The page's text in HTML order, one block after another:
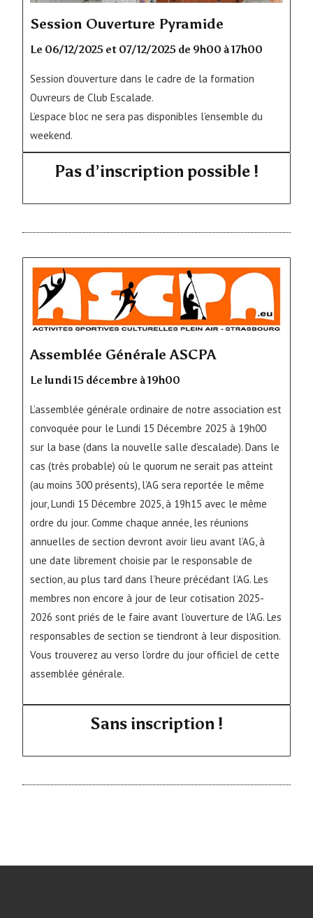
Session Ouverture Pyramide
Le 06/12/2025 et 07/12/2025 de 9h00 à 17h00
Session d’ouverture dans le cadre de la formation
Ouvreurs de Club Escalade.
L’espace bloc ne sera pas disponibles l’ensemble du
weekend.
Pas d’inscription possible !
Assemblée Générale ASCPA
Le lundi 15 décembre à 19h00
L’assemblée générale ordinaire de notre association est
convoquée pour le Lundi 15 Décembre 2025 à 19h00
sur la base (dans la nouvelle salle d’escalade). Dans le
cas (très probable) où le quorum ne serait pas atteint
(au moins 300 présents), l’AG sera reportée le même
jour, Lundi 15 Décembre 2025, à 19h15 avec le même
ordre du jour. Comme chaque année, les réunions
annuelles de section devront avoir lieu avant l’AG, à
une date librement choisie par le responsable de
section, au plus tard dans l’heure précédant l’AG. Les
membres non encore à jour de leur cotisation 2025-
2026 sont priés de le faire avant l’ouverture de l’AG. Les
responsables de section se tiendront à leur disposition.
Vous trouverez au verso l’ordre du jour officiel de cette
assemblée générale.
Sans inscription !